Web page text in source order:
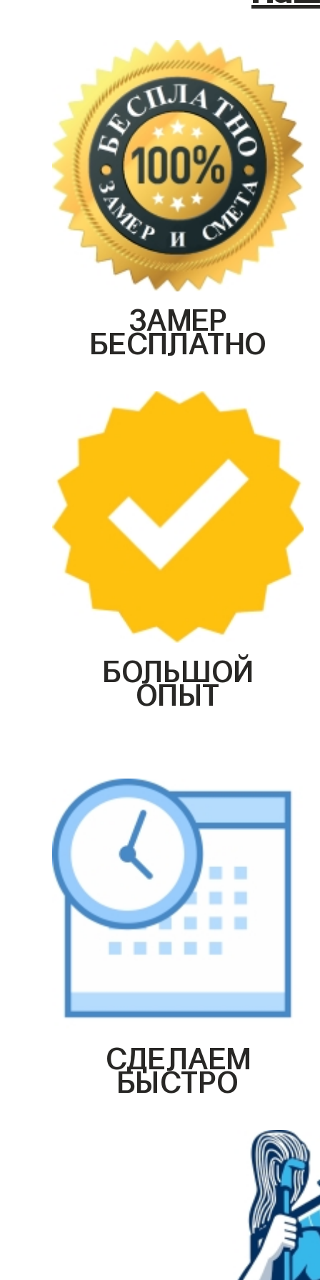
ЗАМЕР
БЕСПЛАТНО
БОЛЬШОЙ
ОПЫТ
СДЕЛАЕМ
БЫСТРО